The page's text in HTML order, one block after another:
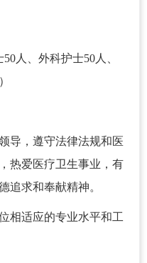
人、外科护士50人、
导，遵守法律法规和医
热爱医疗卫生事业，有
追求和奉献精神。
相适应的专业水平和工